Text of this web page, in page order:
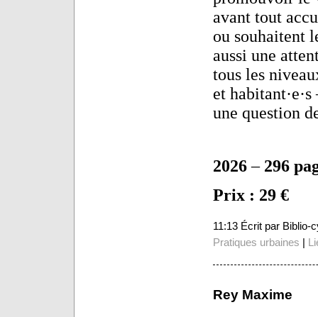
avant tout
ou souhaitent
aussi une
tous les
et
une question
2026– 296
Prix : 29 €
11:13 Écrit par Biblio-
Pratiques urbaines |
Rey Maxime